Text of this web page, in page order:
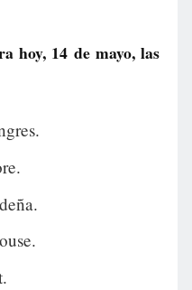
hoy, 14 de mayo, las